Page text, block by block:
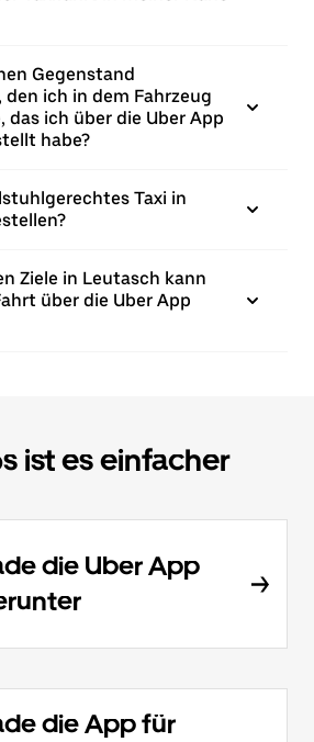
Gegenstand
ich in dem Fahrzeug
das ich über die Uber App
habe?
Taxi in
Ziele in Leutasch kann
über die Uber App
ist es einfacher
die Uber App
die App für